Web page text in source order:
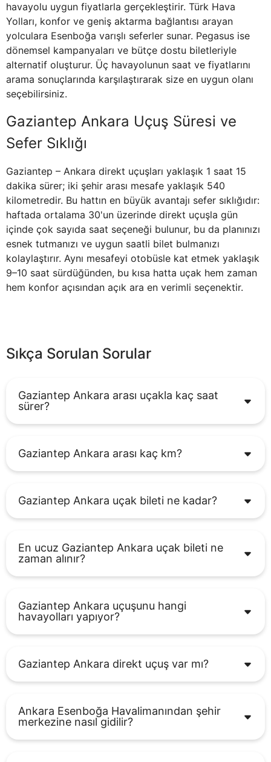
havayolu uygun fiyatlarla gerçekleştirir. Türk Hava
Yolları, konfor ve geniş aktarma bağlantısı arayan
yolculara Esenboğa varışlı seferler sunar. Pegasus ise
dönemsel kampanyaları ve bütçe dostu biletleriyle
alternatif oluşturur. Üç havayolunun saat ve fiyatlarını
arama sonuçlarında karşılaştırarak size en uygun olanı
seçebilirsiniz.
Gaziantep Ankara Uçuş Süresi ve
Sefer Sıklığı
Gaziantep – Ankara direkt uçuşları yaklaşık 1 saat 15
dakika sürer; iki şehir arası mesafe yaklaşık 540
kilometredir. Bu hattın en büyük avantajı sefer sıklığıdır:
haftada ortalama 30'un üzerinde direkt uçuşla gün
içinde çok sayıda saat seçeneği bulunur, bu da planınızı
esnek tutmanızı ve uygun saatli bilet bulmanızı
kolaylaştırır. Aynı mesafeyi otobüsle kat etmek yaklaşık
9–10 saat sürdüğünden, bu kısa hatta uçak hem zaman
hem konfor açısından açık ara en verimli seçenektir.
Sıkça Sorulan Sorular
Gaziantep Ankara arası uçakla kaç saat
sürer?
Gaziantep Ankara arası kaç km?
Gaziantep Ankara uçak bileti ne kadar?
En ucuz Gaziantep Ankara uçak bileti ne
zaman alınır?
Gaziantep Ankara uçuşunu hangi
havayolları yapıyor?
Gaziantep Ankara direkt uçuş var mı?
Ankara Esenboğa Havalimanından şehir
merkezine nasıl gidilir?